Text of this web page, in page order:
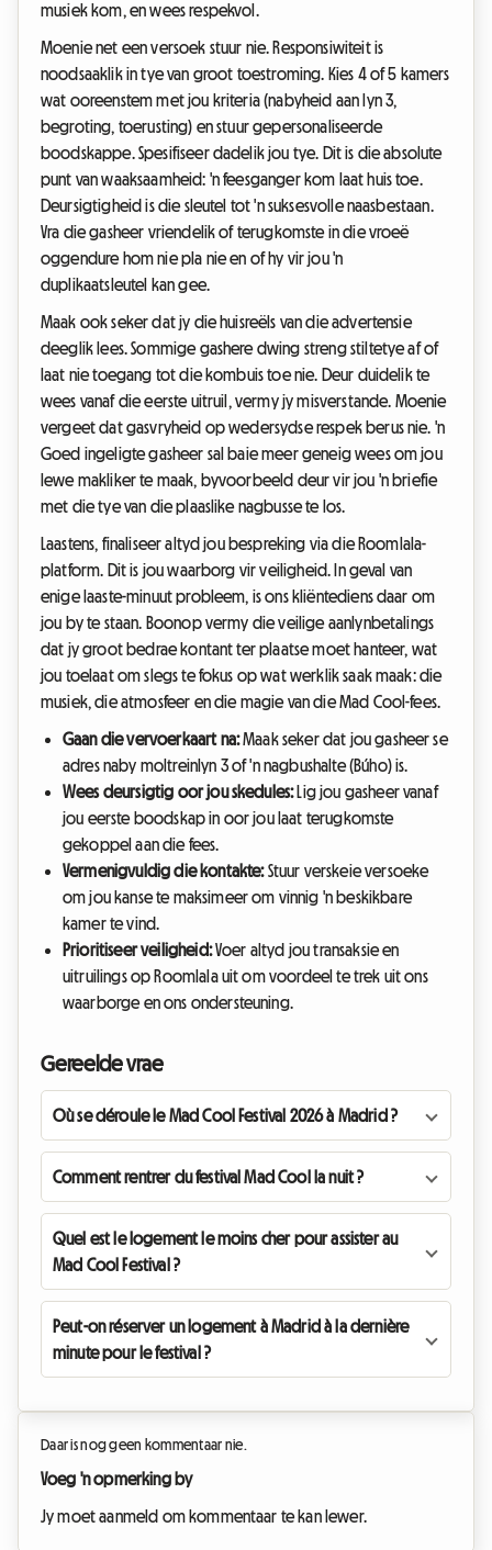
musiek kom, en wees respekvol.
Moenie net een versoek stuur nie. Responsiwiteit is
noodsaaklik in tye van groot toestroming. Kies 4 of 5 kamers
wat ooreenstem met jou kriteria (nabyheid aan lyn 3,
begroting, toerusting) en stuur gepersonaliseerde
boodskappe. Spesifiseer dadelik jou tye. Dit is die absolute
punt van waaksaamheid: 'n feesganger kom laat huis toe.
Deursigtigheid is die sleutel tot 'n suksesvolle naasbestaan.
Vra die gasheer vriendelik of terugkomste in die vroeë
oggendure hom nie pla nie en of hy vir jou 'n
duplikaatsleutel kan gee.
Maak ook seker dat jy die huisreëls van die advertensie
deeglik lees. Sommige gashere dwing streng stiltetye af of
laat nie toegang tot die kombuis toe nie. Deur duidelik te
wees vanaf die eerste uitruil, vermy jy misverstande. Moenie
vergeet dat gasvryheid op wedersydse respek berus nie. 'n
Goed ingeligte gasheer sal baie meer geneig wees om jou
lewe makliker te maak, byvoorbeeld deur vir jou 'n briefie
met die tye van die plaaslike nagbusse te los.
Laastens, finaliseer altyd jou bespreking via die Roomlala-
platform. Dit is jou waarborg vir veiligheid. In geval van
enige laaste-minuut probleem, is ons kliëntediens daar om
jou by te staan. Boonop vermy die veilige aanlynbetalings
dat jy groot bedrae kontant ter plaatse moet hanteer, wat
jou toelaat om slegs te fokus op wat werklik saak maak: die
musiek, die atmosfeer en die magie van die Mad Cool-fees.
Gaan die vervoerkaart na:Maak seker dat jou gasheer se
adres naby moltreinlyn 3 of 'n nagbushalte (Búho) is.
Wees deursigtig oor jou skedules:Lig jou gasheer vanaf
jou eerste boodskap in oor jou laat terugkomste
gekoppel aan die fees.
Vermenigvuldig die kontakte:Stuur verskeie versoeke
om jou kanse te maksimeer om vinnig 'n beskikbare
kamer te vind.
Prioritiseer veiligheid:Voer altyd jou transaksie en
uitruilings op Roomlala uit om voordeel te trek uit ons
waarborge en ons ondersteuning.
Gereelde vrae
Où se déroule le Mad Cool Festival 2026 à Madrid ?
Comment rentrer du festival Mad Cool la nuit ?
Quel est le logement le moins cher pour assister au
Mad Cool Festival ?
Peut-on réserver un logement à Madrid à la dernière
minute pour le festival ?
Daar is nog geen kommentaar nie.
Voeg 'n opmerking by
Jy moet aanmeld om kommentaar te kan lewer.